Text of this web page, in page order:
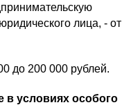
лица, - от
до 200 000 рублей.
в условиях особого